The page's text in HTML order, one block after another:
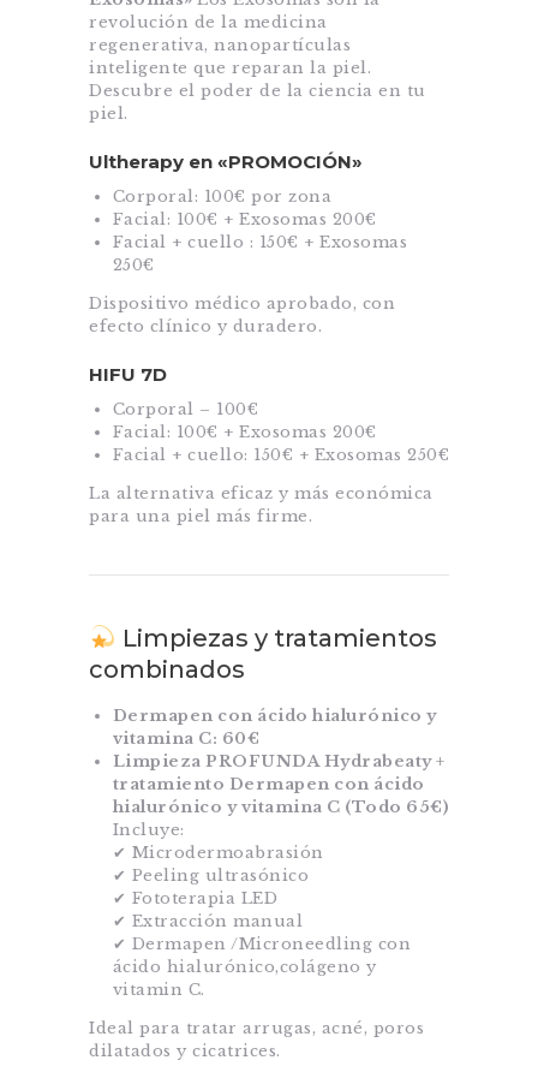
revolución de la medicina
regenerativa, nanopartículas
inteligente que reparan la piel.
Descubre el poder de la ciencia en tu
piel.
Ultherapy en «PROMOCIÓN»
Corporal: 100€ por zona
Facial: 100€ + Exosomas 200€
Facial + cuello : 150€ + Exosomas
250€
Dispositivo médico aprobado, con
efecto clínico y duradero.
HIFU 7D
Corporal – 100€
Facial: 100€ + Exosomas 200€
Facial + cuello: 150€ + Exosomas 250€
La alternativa eficaz y más económica
para una piel más firme.
Limpiezas y tratamientos
combinados
Dermapen con ácido hialurónico y
vitamina C: 60€
Limpieza PROFUNDA Hydrabeaty +
tratamiento Dermapen con ácido
hialurónico y vitamina C (Todo 65€)
Incluye:
✔ Microdermoabrasión
✔ Peeling ultrasónico
✔ Fototerapia LED
✔ Extracción manual
✔ Dermapen /Microneedling con
ácido hialurónico,colágeno y
vitamin C.
Ideal para tratar arrugas, acné, poros
dilatados y cicatrices.